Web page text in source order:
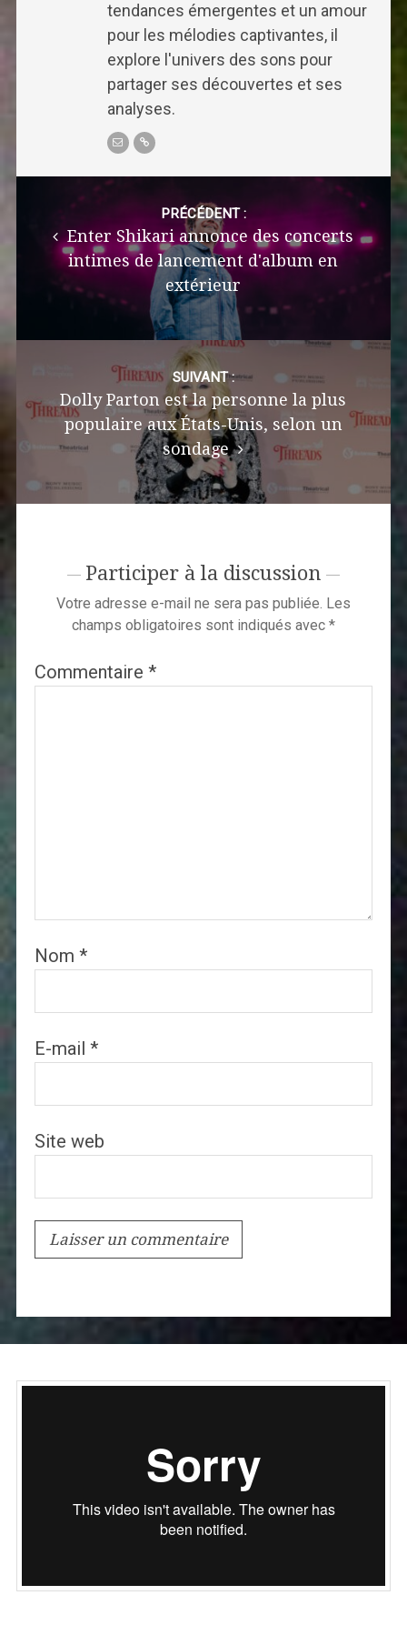
tendances émergentes et un amour
pour les mélodies captivantes, il
explore l'univers des sons pour
partager ses découvertes et ses
analyses.
PRÉCÉDENT :
Enter Shikari annonce des concerts
intimes de lancement d'album en
extérieur
SUIVANT :
Dolly Parton est la personne la plus
populaire aux États-Unis, selon un
sondage
Participer à la discussion
Votre adresse e-mail ne sera pas publiée. Les
champs obligatoires sont indiqués avec *
Commentaire *
Nom *
E-mail *
Site web